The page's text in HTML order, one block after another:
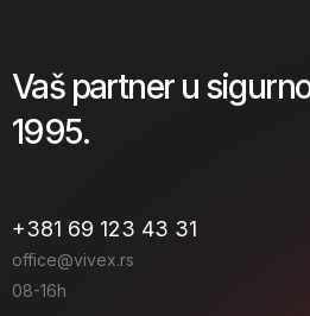
Vaš partner u
1995.
+381 69 123 43 31
office@vivex.rs
08-16h